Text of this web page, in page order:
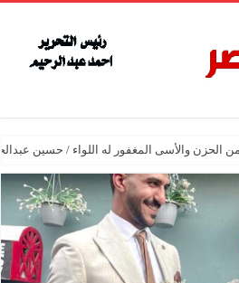
الحزن والأسى المغفور له اللواء / حسين